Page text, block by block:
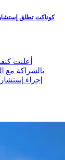
كوناكت تطلق
أعلنت
بالشراكة مع
إجراء